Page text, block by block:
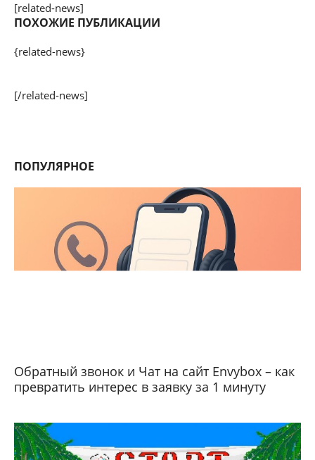
[related-news]
ПОХОЖИЕ ПУБЛИКАЦИИ
{related-news}
[/related-news]
ПОПУЛЯРНОЕ
Обратный звонок и Чат на сайт Envybox – как
превратить интерес в заявку за 1 минуту